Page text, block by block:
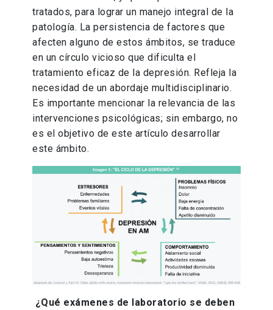
tratados, para lograr un manejo integral de la
patología. La persistencia de factores que
afecten alguno de estos ámbitos, se traduce
en un círculo vicioso que dificulta el
tratamiento eficaz de la depresión. Refleja la
necesidad de un abordaje multidisciplinario.
Es importante mencionar la relevancia de las
intervenciones psicológicas; sin embargo, no
es el objetivo de este artículo desarrollar
este ámbito.
¿Qué exámenes de laboratorio se deben